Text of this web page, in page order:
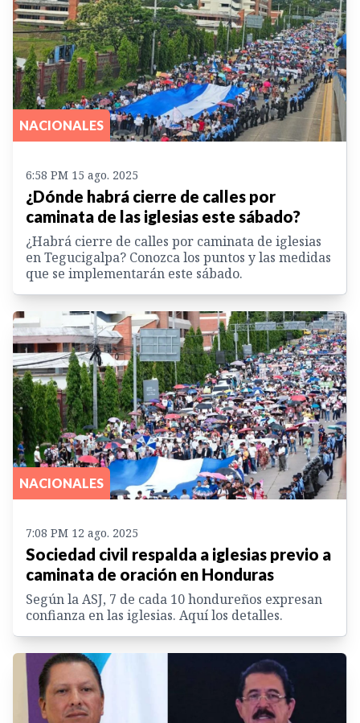
NACIONALES
6:58 PM 15 ago. 2025
¿Dónde habrá cierre de calles por
caminata de las iglesias este sábado?
¿Habrá cierre de calles por caminata de iglesias
en Tegucigalpa? Conozca los puntos y las medidas
que se implementarán este sábado.
NACIONALES
7:08 PM 12 ago. 2025
Sociedad civil respalda a iglesias previo a
caminata de oración en Honduras
Según la ASJ, 7 de cada 10 hondureños expresan
confianza en las iglesias. Aquí los detalles.